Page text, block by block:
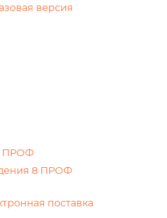
версия
ПРОФ
8 ПРОФ
поставка